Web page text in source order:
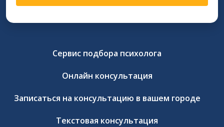
Сервис подбора психолога
Онлайн консультация
Записаться на консультацию в вашем городе
Текстовая консультация